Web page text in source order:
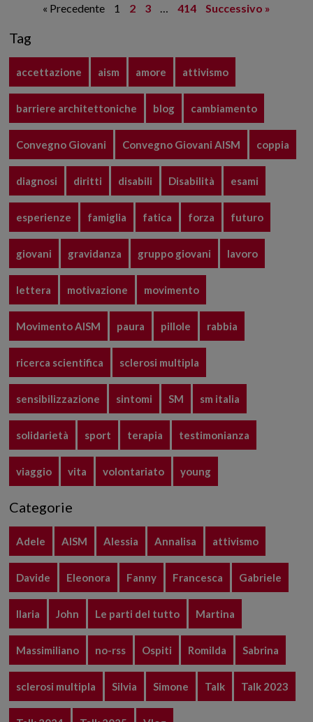
« Precedente 1 2 3 414 Successivo »
Tag
accettazione aism amore attivismo
barriere architettoniche blog cambiamento
Convegno Giovani Convegno Giovani AISM coppia
diagnosi diritti disabili Disabilità esami
esperienze famiglia fatica forza futuro
giovani gravidanza gruppo giovani lavoro
lettera motivazione movimento
Movimento AISM paura pillole rabbia
ricerca scientifica sclerosi multipla
sensibilizzazione sintomi SM sm italia
solidarietà sport terapia testimonianza
viaggio vita volontariato young
Categorie
Adele AISM Alessia Annalisa attivismo
Davide Eleonora Fanny Francesca Gabriele
Ilaria John Le parti del tutto Martina
Massimiliano no-rss Ospiti Romilda Sabrina
sclerosi multipla Silvia Simone Talk Talk 2023